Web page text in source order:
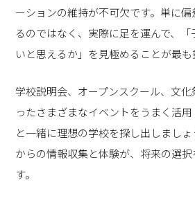
ーションの維持が不可欠です。単に
るのではなく、実際に足を運んで、
いと思えるか」を見極めることが最も
学校説明会、オープンスクール、文
ったさまざまなイベントをうまく活
と一緒に理想の学校を探し出しまし
からの情報収集と体験が、将来の選
す。